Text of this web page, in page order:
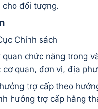
cho đối tượng.
Chính sách
chức năng trong
quan, đơn vị, địa
trợ cấp theo
hưởng trợ cấp hằng